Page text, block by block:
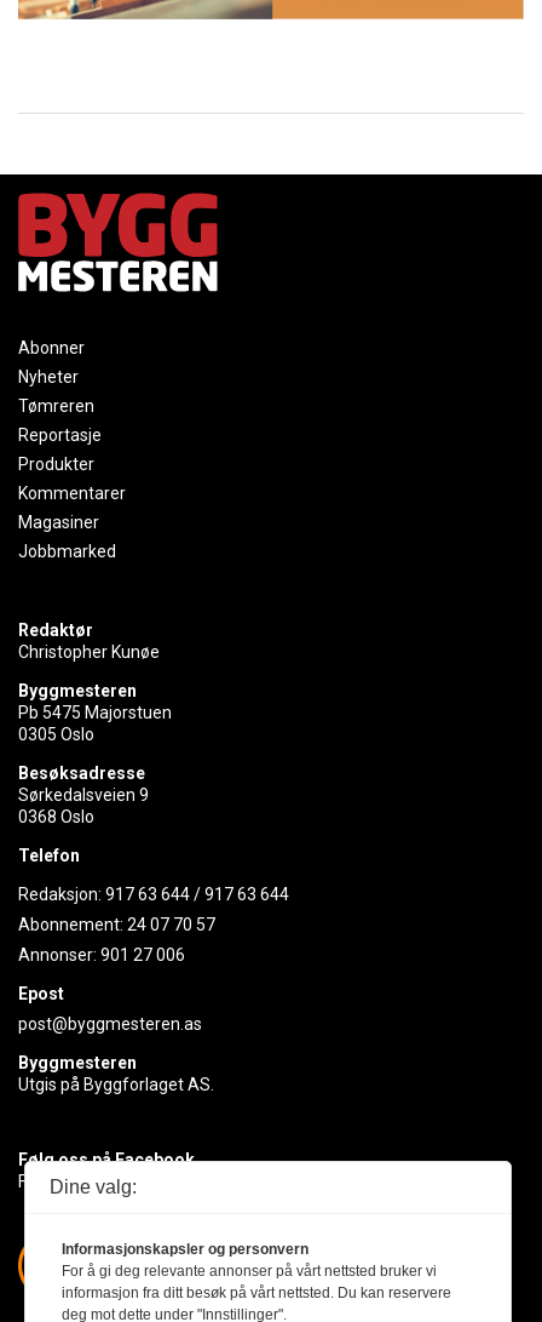
Abonner
Nyheter
Tømreren
Reportasje
Produkter
Kommentarer
Magasiner
Jobbmarked
Redaktør
Christopher Kunøe
Byggmesteren
Pb 5475 Majorstuen
0305 Oslo
Besøksadresse
Sørkedalsveien 9
0368 Oslo
Telefon
Redaksjon: 917 63 644/917 63 644
Abonnement: 24 07 70 57
Annonser: 901 27 006
Epost
post@byggmesteren.as
Byggmesteren
Utgis på Byggforlaget AS.
Følg oss på Facebook
Få med deg det siste innen byggebransjen
Dine valg:
Informasjonskapsler og personvern
For å gi deg relevante annonser på vårt nettsted bruker vi
informasjon fra ditt besøk på vårt nettsted. Du kan reservere
deg mot dette under "Innstillinger".